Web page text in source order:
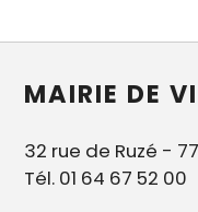
MAIRIE DE
32 rue de Ruzé -
Tél. 01 64 67 52 00